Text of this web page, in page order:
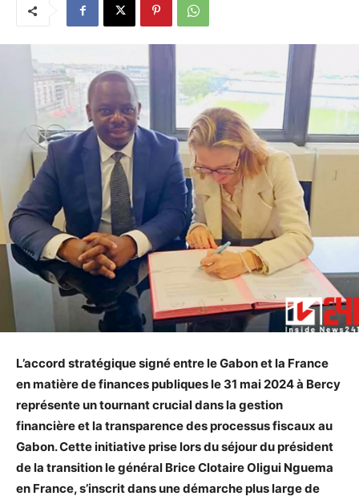
L’accord stratégique signé entre le Gabon et la France
en matière de finances publiques le 31 mai 2024 à Bercy
représente un tournant crucial dans la gestion
financière et la transparence des processus fiscaux au
Gabon. Cette initiative prise lors du séjour du président
de la transition le général Brice Clotaire Oligui Nguema
en France, s’inscrit dans une démarche plus large de